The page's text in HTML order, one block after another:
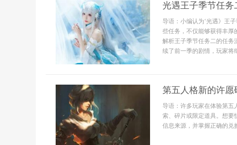
光遇王子季节任务
导语：小编认为‘光遇》王
些任务，不仅能够获得丰厚
解析王子季节任务二的任务
续了前一季的剧情，玩家将
第五人格新的许愿
导语：许多玩家在体验第五
索、碎片或限定道具。想要
信息来源，并掌握正确的兑